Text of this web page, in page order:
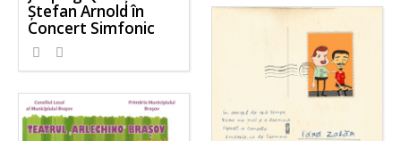
Ștefan Arnold în
Concert Simfonic